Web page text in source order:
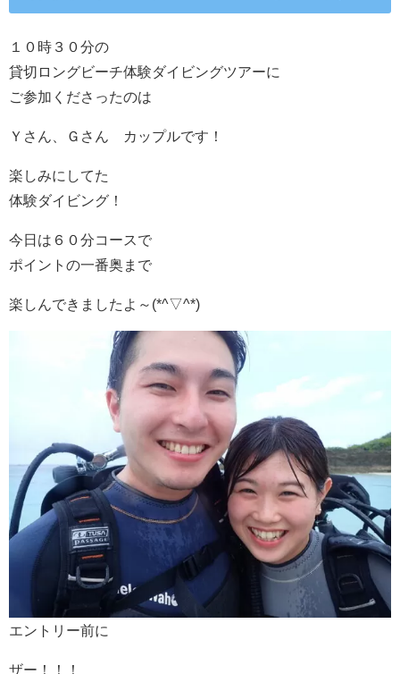
１０時３０分の
貸切ロングビーチ体験ダイビングツアーに
ご参加くださったのは
Ｙさん、Ｇさん カップルです！
楽しみにしてた
体験ダイビング！
今日は６０分コースで
ポイントの一番奥まで
楽しんできましたよ～(*^▽^*)
エントリー前に
ザー！！！